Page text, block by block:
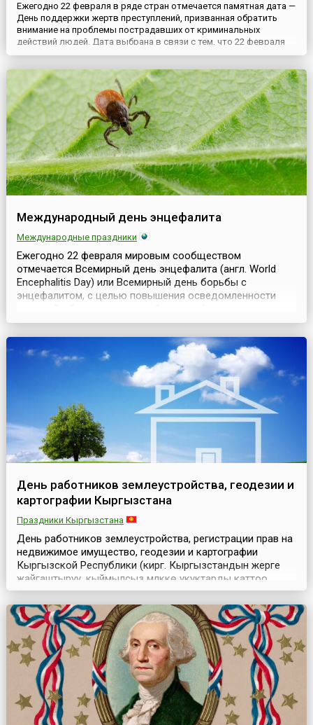
Ежегодно 22 февраля в ряде стран отмечается памятная дата —
День поддержки жертв преступлений, призванная обратить
внимание на проблемы пострадавших от криминальных
действий людей. Дата выбрана в связи с тем, что 22 февраля
1990 года правительство Англии опубликовало «Хартию жертв
Victims of Crime).Проблема социальной реабил...
Международный день энцефалита
Международные праздники
Ежегодно 22 февраля мировым сообществом
отмечается Всемирный день энцефалита (англ. World
Encephalitis Day) или Всемирный день борьбы с
энцефалитом, с целью повышения осведомленности
заболевании и способах предупреждения заражения им.
Дата была учреждена в 2013 году по инициативе
Общества энцефалита (англ. The Encephalitis Society),
чтобы не только н...
День работников землеустройства, геодезии и
картографии Кыргызстана
Праздники Кыргызстана
День работников землеустройства, регистрации прав на
недвижимое имущество, геодезии и картографии
Кыргызской Республики (кирг. Кыргызстандын жерге
жайгаштыруу, кыймылсыз мүлккө укуктарды каттоо,
геодезия жана картография кызматкеринин күнү)
отмечается в Кыргызстане ежегодно 22
февраля.Данный праздник был учрежден
Постановлением Правительства страны № 24 от 31
января 2007 года по предложению Го...